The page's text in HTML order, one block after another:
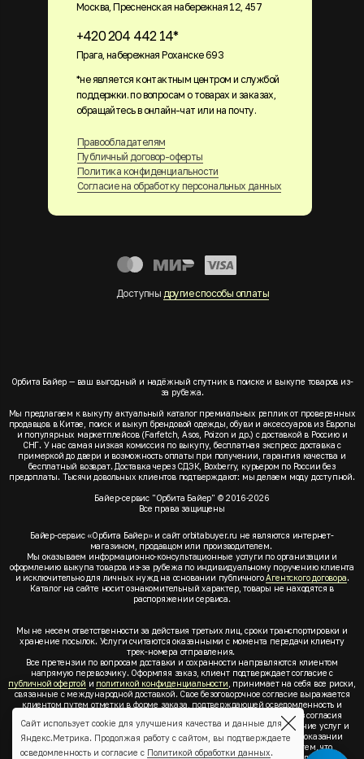
Москва, Пресненская набережная 12, 457
+420 204 442 14*
Прага, набережная Роханске 693
Правообладателям
Публичный договор-оферты
Политика конфиденциальности
Согласие на обработку персональных данных
Доступны другие способы оплаты
*не является контактным центром и службой
поддержки. по вопросам о товарах и заказах,
обращайтесь в онлайн-чат или на почту.
Орбита Байер — ваш выгодный и надёжный спутник в поиске и выкупе товаров из-
за рубежа.
Мы предлагаем к выкупу актуальный каталог премиальных реплик от проверенных
продавцов в Китае, поиск и выкуп брендовой одежды, обуви и аксессуаров из Европы
и популярных маркетплейсов (Farfetch, Asos, Poizon и др.) с доставкой в Россию и
СНГ. У нас самая низкая комиссия по выкупу, бесплатная экспресс доставка с
примеркой до двери и возможность оплаты при получении, гарантия качества и
бесплатный возврат. Доставка через СДЭК, Boxberry, курьером по России без
предоплаты. Тысячи довольных клиентов подтверждают: мы делаем моду доступной.
Байер-сервис "Орбита Байер" © 2016-2026
Все права защищены
Байер-сервис «Орбита Байер» и сайт orbitabuyer.ru не являются интернет-
магазином, продавцом или производителем.
Мы оказываем информационно-консультационные услуги по организации и
оформлению выкупа товаров из-за рубежа по индивидуальному поручению клиента
и исключительно для личных нужд на основании публичногоАгентского договора.
Каталог на сайте носит ознакомительный характер, товары не находятся в
распоряжении сервиса.
Мы не несем ответственности за действия третьих лиц, сроки транспортировки и
хранение посылок. Услуги считаются оказанными с момента передачи клиенту
трек-номера отправления.
Все претензии по вопросам доставки и сохранности направляются клиентом
напрямую перевозчику. Оформляя заказ, клиент подтверждает согласие с
публичной офертой и политикой конфиденциальности , принимает на себя все риски,
связанные с международной доставкой. Свое безоговорочное согласие выражается
клиентом путем отметки в форме заказа, подтверждающей осведомленность и
согласие клиента со всеми предлагаемыми сервисом условиями. Без согласия
клиента спубличной офертой иполитикой конфиденциальностиоказание услуг и
оформление заказа невозможно. Заключая акцепт условий оферты об оказании
услуг, клиент понимает, заверяет, подтверждает и соглашается с тем, что
Сайт использует cookie для улучшения качества и данные для
Яндекс.Метрика. Продолжая работу с сайтом, вы подтверждаете
осведомленность и согласие с Политикой обработки данных.